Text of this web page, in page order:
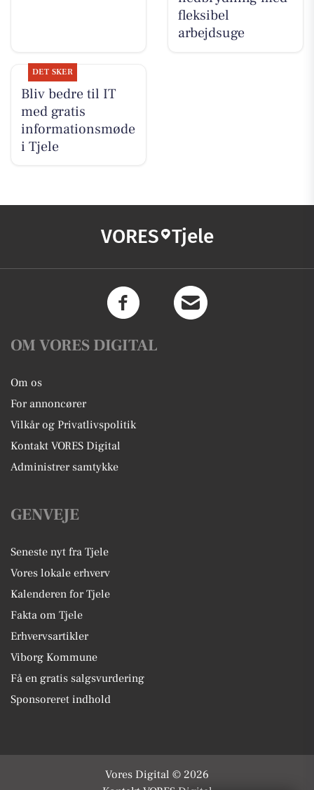
fleksibel
arbejdsuge
DET SKER
Bliv bedre til IT
med gratis
informationsmøde
i Tjele
VORES Tjele
OM VORES DIGITAL
Om os
For annoncører
Vilkår og Privatlivspolitik
Kontakt VORES Digital
Administrer samtykke
GENVEJE
Seneste nyt fra Tjele
Vores lokale erhverv
Kalenderen for Tjele
Fakta om Tjele
Erhvervsartikler
Viborg Kommune
Få en gratis salgsvurdering
Sponsoreret indhold
Vores Digital © 2026